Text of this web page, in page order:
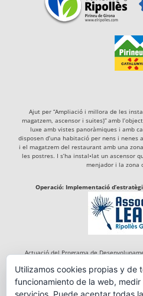
Ajut per “Ampliació i millora de les
magatzem, ascensor i suites)” amb
luxe amb vistes panoràmiques i amb
disposen d’una habitació per nens i nenes
i el magatzem del restaurant amb una
les postres. I s’ha instal•lat un ascensor
menjador i la zona
Operació: Implementació
Actuació del Programa de
Utilizamos cookies propias y de
funcionamiento de la web,
servicios. Puede aceptar todas